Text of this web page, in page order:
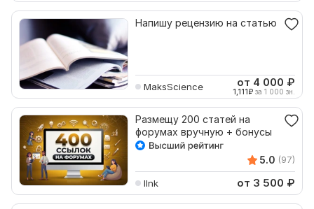
Напишу рецензию на статью
MaksScience от 4 000 ₽
1,111₽ за 1 000 зн.
Размещу 200 статей на
форумах вручную + бонусы
5.0 (97)
llnk от 3 500 ₽